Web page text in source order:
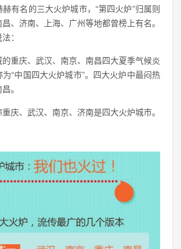
有名的三大火炉城市，“第四火炉”归属则
、济南、上海、广州等地都曾榜上有名。
：
重庆、武汉、南京、南昌四大夏季气候炎
“中国四大火炉城市”。四大火炉中最闷热
。
庆、武汉、南京、济南是四大火炉城市。